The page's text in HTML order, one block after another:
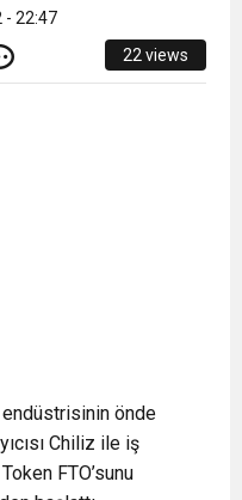
- 22:47
22 views
önde
Chiliz ile iş
FTO’sunu